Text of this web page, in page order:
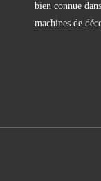
bien connue
machines de